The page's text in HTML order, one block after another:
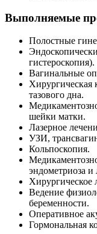
Выполняемые
Полостные
гистероскопия).
Вагинальные
Хирургическая
тазового дна.
шейки матки.
Лазерное
УЗИ,
Кольпоскопия.
эндометриоза
Хирургическое
Ведение
беременности.
Оперативное
Гормональная